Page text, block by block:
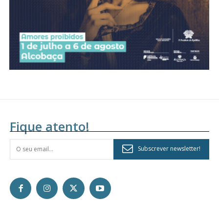
Escolha o plano
Fique atento!
Subscrever newsletter!